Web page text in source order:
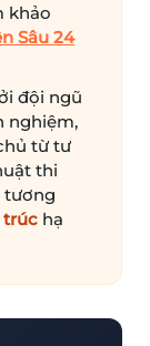
khảo
Sâu 24
đội ngũ
nghiệm,
từ tư
thi
tương
trúc hạ